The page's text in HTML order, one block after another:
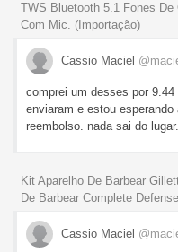
TWS Bluetooth 5.1 Fones
Com Mic. (Importação)
Cassio Maciel
comprei um desses por
enviaram e estou
reembolso. nada sai do
Kit Aparelho De Barbear
De Barbear Complete Defense
Cassio Maciel